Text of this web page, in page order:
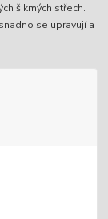
šikmých střech.
se upravují a